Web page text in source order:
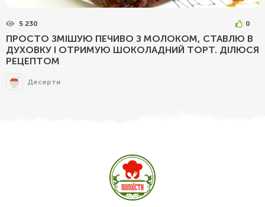
5 230 0
ПРОСТО ЗМІШУЮ ПЕЧИВО З МОЛОКОМ, СТАВЛЮ В
ДУХОВКУ І ОТРИМУЮ ШОКОЛАДНИЙ ТОРТ. ДІЛЮСЯ
РЕЦЕПТОМ
Десерти